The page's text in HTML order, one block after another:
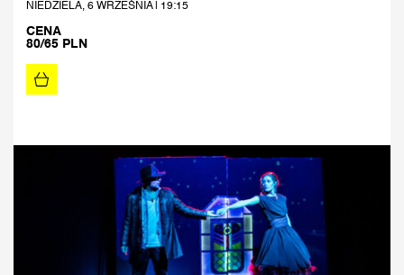
NIEDZIELA, 6 WRZEŚNIA | 19:15
CENA
80/65 PLN